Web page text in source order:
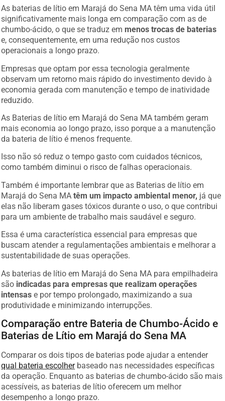
As baterias de lítio em Marajá do Sena MA têm uma vida útil
significativamente mais longa em comparação com as de
chumbo-ácido, o que se traduz em menos trocas de baterias
e, consequentemente, em uma redução nos custos
operacionais a longo prazo.
Empresas que optam por essa tecnologia geralmente
observam um retorno mais rápido do investimento devido à
economia gerada com manutenção e tempo de inatividade
reduzido.
As Baterias de lítio em Marajá do Sena MA também geram
mais economia ao longo prazo, isso porque a a manutenção
da bateria de lítio é menos frequente.
Isso não só reduz o tempo gasto com cuidados técnicos,
como também diminui o risco de falhas operacionais.
Também é importante lembrar que as Baterias de lítio em
Marajá do Sena MAtêm um impacto ambiental menor, já que
elas não liberam gases tóxicos durante o uso, o que contribui
para um ambiente de trabalho mais saudável e seguro.
Essa é uma característica essencial para empresas que
buscam atender a regulamentações ambientais e melhorar a
sustentabilidade de suas operações.
As baterias de lítio em Marajá do Sena MA para empilhadeira
são indicadas para empresas que realizam operações
intensas e por tempo prolongado, maximizando a sua
produtividade e minimizando interrupções.
Comparação entre Bateria de Chumbo-Ácido e
Baterias de Lítio em Marajá do Sena MA
Comparar os dois tipos de baterias pode ajudar a entender
qual bateria escolherbaseado nas necessidades específicas
da operação. Enquanto as baterias de chumbo-ácido são mais
acessíveis, as baterias de lítio oferecem um melhor
desempenho a longo prazo.